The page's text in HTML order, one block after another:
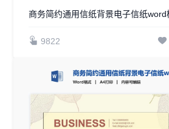
9822